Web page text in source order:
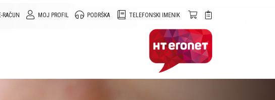
TELEFONSKI IMENIK
PODRŠKA
MOJ PROFIL
RAČUN